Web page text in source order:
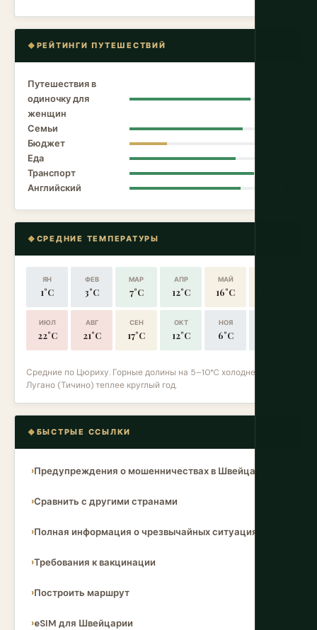
РЕЙТИНГИ ПУТЕШЕСТВИЙ
Путешествия в
одиночку для
женщин
Семьи
Бюджет
Еда
Транспорт
Английский
СРЕДНИЕ ТЕМПЕРАТУРЫ
ЯН
1°C
ФЕВ
3°C
МАР
7°C
АПР
12°C
МАЙ
16°C
ИЮЛ
22°C
АВГ
21°C
СЕН
17°C
ОКТ
12°C
НОЯ
6°C
Средние по Цюриху. Горные долины на 5–10°C холоднее.
Лугано (Тичино) теплее круглый год.
БЫСТРЫЕ ССЫЛКИ
Предупреждения о мошенничествах в Швейцарии
Сравнить с другими странами
Полная информация о чрезвычайных ситуациях
Требования к вакцинации
Построить маршрут
eSIM для Швейцарии